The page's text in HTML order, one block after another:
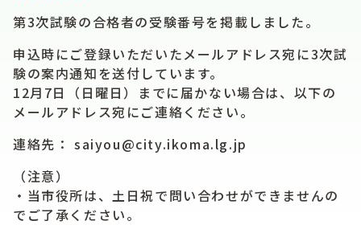
第3次試験の合格者の受験番号を掲載しました。
申込時にご登録いただいたメールアドレス宛に3次試
験の案内通知を送付しています。
12月7日（日曜日）までに届かない場合は、以下の
メールアドレス宛にご連絡ください。
連絡先： saiyou@city.ikoma.lg.jp
（注意）
・当市役所は、土日祝で問い合わせができませんの
でご了承ください。